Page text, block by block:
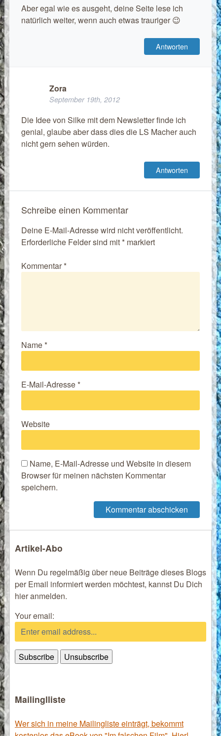
Aber egal wie es ausgeht, deine Seite lese ich
natürlich weiter, wenn auch etwas trauriger 😉
Antworten
Zora
September 19th, 2012
Die Idee von Silke mit dem Newsletter finde ich
genial, glaube aber dass dies die LS Macher auch
nicht gern sehen würden.
Antworten
Schreibe einen Kommentar
Deine E-Mail-Adresse wird nicht veröffentlicht.
Erforderliche Felder sind mit*markiert
Kommentar*
Name*
E-Mail-Adresse*
Website
Name, E-Mail-Adresse und Website in diesem
Browser für meinen nächsten Kommentar
speichern.
Artikel-Abo
Wenn Du regelmäßig über neue Beiträge dieses Blogs
per Email informiert werden möchtest, kannst Du Dich
hier anmelden.
Your email:
Mailinglliste
Wer sich in meine Mailingliste einträgt, bekommt